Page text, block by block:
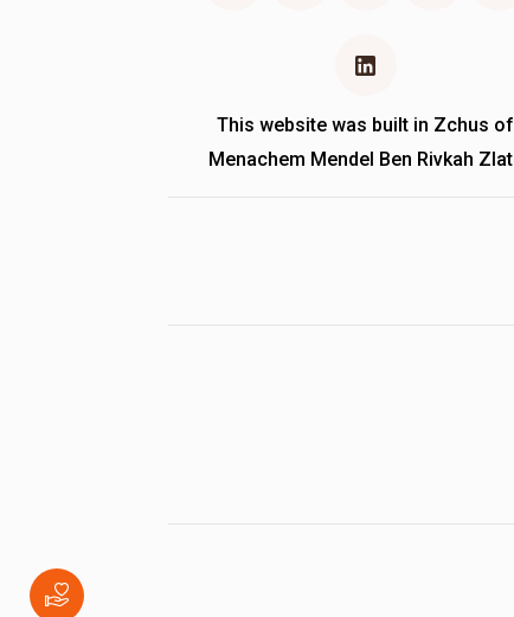
This website was built in Zchus of
Menachem Mendel Ben Rivkah